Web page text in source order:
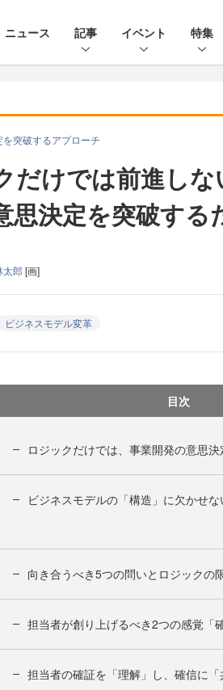
ニュース 記事 イベント 特集
突破するアプローチ
だけでは前進し
思決定を突破する
太郎[画]
ビジネスモデル変革
目次
ロジックだけでは、事業開発の意思
ビジネスモデルの「構造」に欠かせな
向き合うべき5つの問いとロジックの
担当者が創り上げるべき2つの感覚「
担当者の確証を「理解」し、確信に「